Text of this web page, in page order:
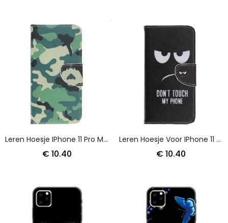
Leren Hoesje IPhone 11 Pro Max Telefoonhoesje Militaire Camouflage
€ 10.40
Leren Hoesje Voor IPhone 11 Pro Max Raak Mijn Telefoon Niet Aan
€ 10.40